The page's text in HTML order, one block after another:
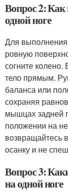
Вопрос 2:
одной ноге
Для выполнения
ровную
согните колено.
тело прямым.
баланса или
сохраняя
мышцах задней
положении на
возвращайтесь
осанку и не
Вопрос 3:
на одной ноге